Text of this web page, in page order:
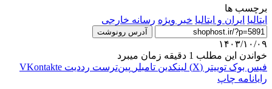
برچسب ها
ایتالیا ایران و ایتالیا خبر ویژه رسانه‌ خارجی
آدرس رونوشت
۱۴۰۳/۱۰/۰۹
خواندن این مطلب 1 دقیقه زمان میبرد
فیس بوک توییتر (X) لینکدین ‫تامبلر ‫پین‌ترست ‫رددیت ‫VKontakte
رایانامه چاپ